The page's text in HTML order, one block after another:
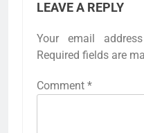
LEAVE A REPLY
Your email
Required fields are
Comment *